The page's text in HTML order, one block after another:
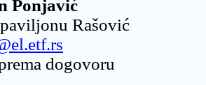
Ponjavić
Rašović
dogovoru